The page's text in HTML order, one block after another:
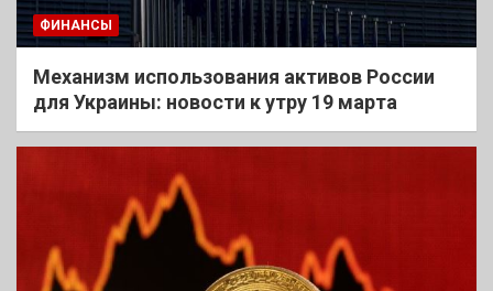
ФИНАНСЫ
Механизм использования активов России
для Украины: новости к утру 19 марта